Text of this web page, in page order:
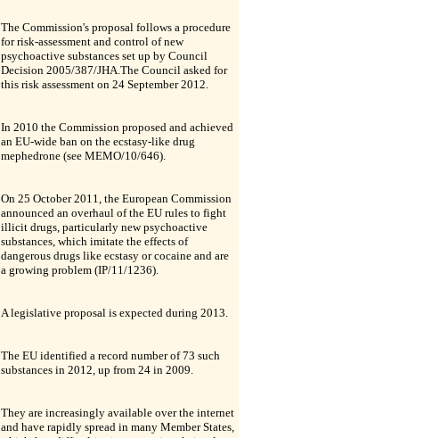
The Commission's proposal follows a procedure
for risk-assessment and control of new
psychoactive substances set up by Council
Decision 2005/387/JHA.The Council asked for
this risk assessment on 24 September 2012.
In 2010 the Commission proposed and achieved
an EU-wide ban on the ecstasy-like drug
mephedrone (see MEMO/10/646).
On 25 October 2011, the European Commission
announced an overhaul of the EU rules to fight
illicit drugs, particularly new psychoactive
substances, which imitate the effects of
dangerous drugs like ecstasy or cocaine and are
a growing problem (IP/11/1236).
A legislative proposal is expected during 2013.
The EU identified a record number of 73 such
substances in 2012, up from 24 in 2009.
They are increasingly available over the internet
and have rapidly spread in many Member States,